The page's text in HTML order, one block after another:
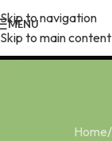
Skip to navigation
Skip to main content
MENU
Home